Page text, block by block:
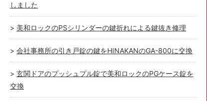
しました
美和ロックのPSシリンダーの鍵折れによる鍵抜き修理
会社事務所の引き戸錠の鍵をHINAKANのGA-800に交換
玄関ドアのプッシュプル錠で美和ロックのPGケース錠を
交換